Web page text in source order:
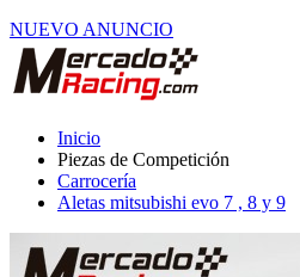
NUEVO ANUNCIO
Inicio
Piezas de Competición
Carrocería
Aletas mitsubishi evo 7 , 8 y 9